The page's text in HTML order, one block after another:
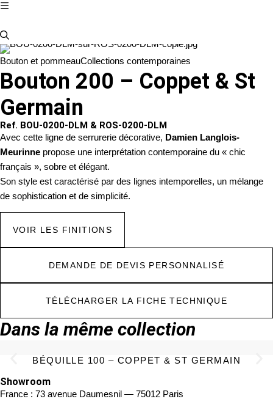
Bouton et pommeauCollections contemporaines
Bouton 200 – Coppet & St
Germain
Ref. BOU-0200-DLM & ROS-0200-DLM
Avec cette ligne de serrurerie décorative, Damien Langlois-
Meurinne propose une interprétation contemporaine du « chic
français », sobre et élégant.
Son style est caractérisé par des lignes intemporelles, un mélange
de sophistication et de simplicité.
VOIR LES FINITIONS
DEMANDE DE DEVIS PERSONNALISÉ
TÉLÉCHARGER LA FICHE TECHNIQUE
Dans la même collection
BÉQUILLE 100 – COPPET & ST GERMAIN
Showroom
France : 73 avenue Daumesnil — 75012 Paris